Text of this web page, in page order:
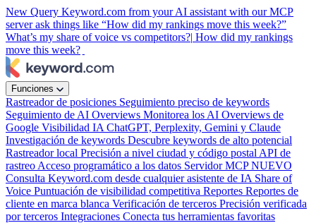
New Query Keyword.com from your AI assistant with our MCP
server ask things like “How did my rankings move this week?”
What’s my share of voice vs competitors?| How did my rankings
move this week?
Funciones
Rastreador de posiciones Seguimiento preciso de keywords
Seguimiento de AI Overviews Monitorea los AI Overviews de
Google Visibilidad IA ChatGPT, Perplexity, Gemini y Claude
Investigación de keywords Descubre keywords de alto potencial
Rastreador local Precisión a nivel ciudad y código postal API de
rastreo Acceso programático a los datos Servidor MCPNUEVO
Consulta Keyword.com desde cualquier asistente de IA Share of
Voice Puntuación de visibilidad competitiva Reportes Reportes de
cliente en marca blanca Verificación de terceros Precisión verificada
por terceros Integraciones Conecta tus herramientas favoritas